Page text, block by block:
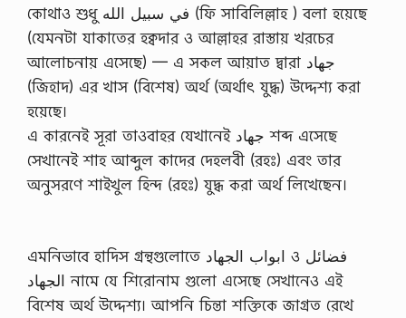
কোথাও শুধু في سبيل الله (ফি সাবিলিল্লাহ ) বলা হয়েছে
(যেমনটা যাকাতের হক্বদার ও আল্লাহর রাস্তায় খরচের
আলোচনায় এসেছে) — এ সকল আয়াত দ্বারা جهاد
(জিহাদ) এর খাস (বিশেষ) অর্থ (অর্থাৎ যুদ্ধ) উদ্দেশ্য করা
হয়েছে।
এ কারনেই সূরা তাওবাহর যেখানেই جهاد শব্দ এসেছে
সেখানেই শাহ আব্দুল কাদের দেহলবী (রহঃ) এবং তার
অনুসরণে শাইখুল হিন্দ (রহঃ) যুদ্ধ করা অর্থ লিখেছেন।
এমনিভাবে হাদিস গ্রন্থগুলোতে ابواب الجهاد ও فضائل
الجهاد নামে যে শিরোনাম গুলো এসেছে সেখানেও এই
বিশেষ অর্থ উদ্দেশ্য। আপনি চিন্তা শক্তিকে জাগ্রত রেখে